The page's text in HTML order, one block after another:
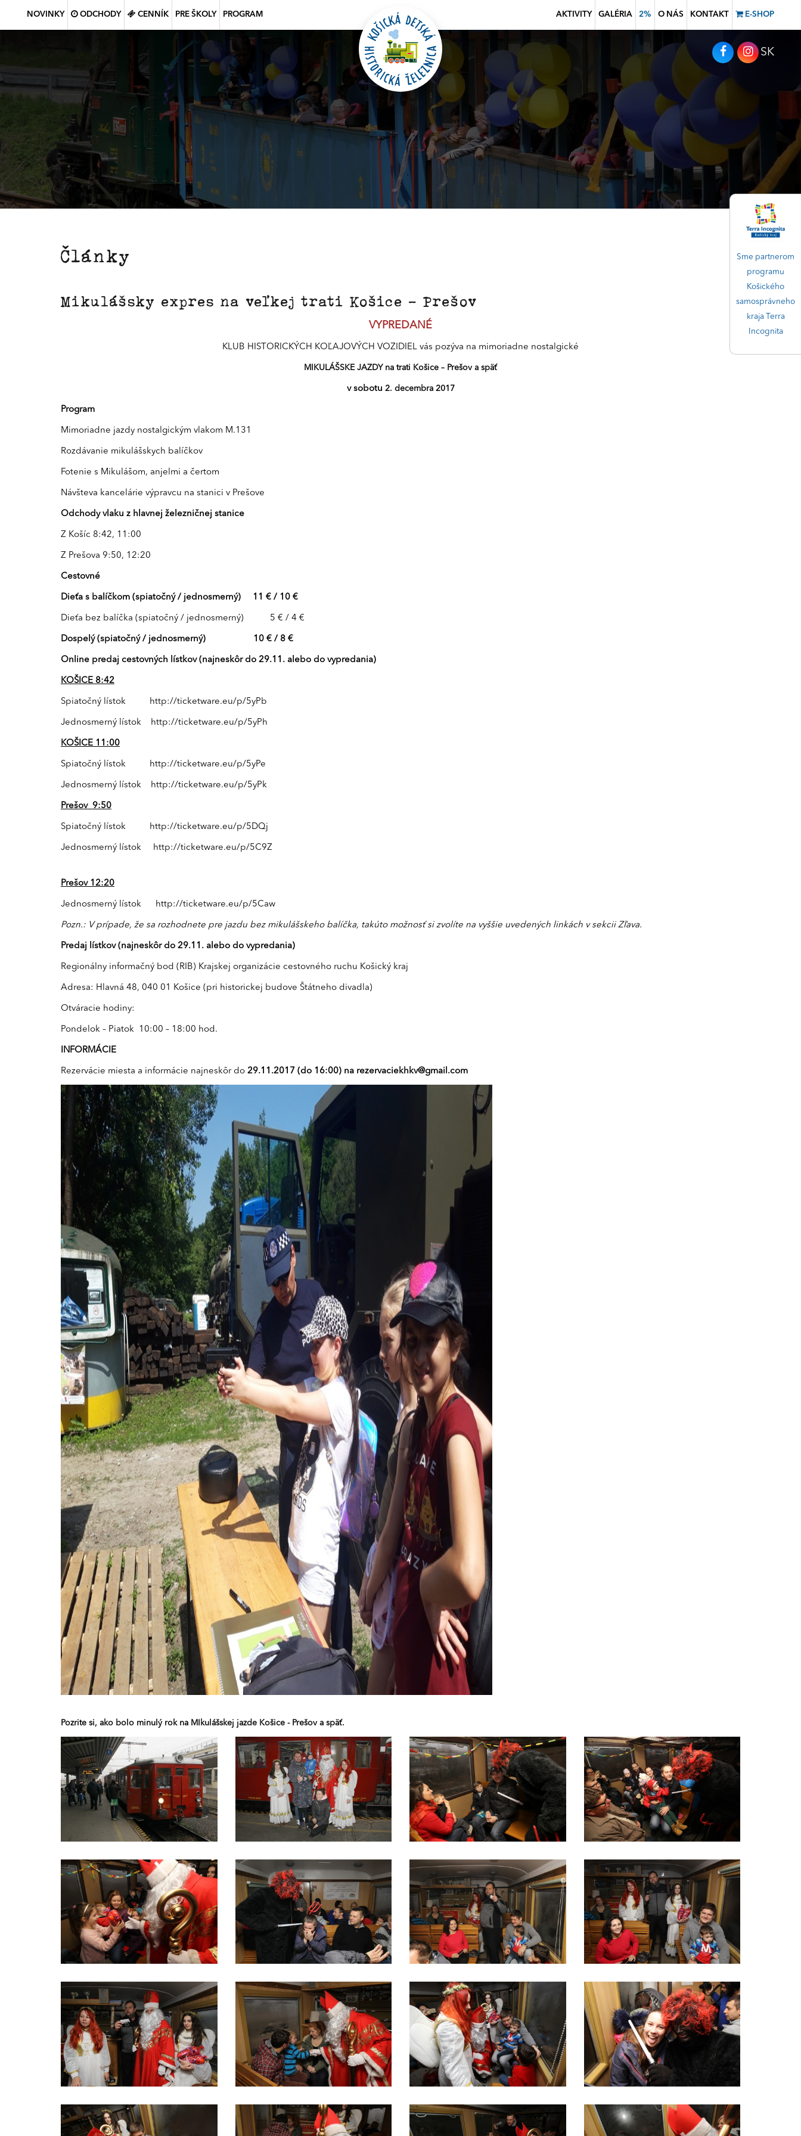
Sme partnerom
programu
Košického
samosprávneho
kraja Terra
Incognita
NOVINKY ODCHODY CENNÍK PRE ŠKOLY PROGRAM AKTIVITY GALÉRIA 2% O NÁS KONTAKT E-SHOP
SK
Články
Mikulášsky expres na veľkej trati Košice - Prešov
VYPREDANÉ
KLUB HISTORICKÝCH KOĽAJOVÝCH VOZIDIEL vás pozýva na mimoriadne nostalgické
MIKULÁŠSKE JAZDY na trati Košice – Prešov a späť
v sobotu 2. decembra 2017
Program
Mimoriadne jazdy nostalgickým vlakom M.131
Rozdávanie mikulášskych balíčkov
Fotenie s Mikulášom, anjelmi a čertom
Návšteva kancelárie výpravcu na stanici v Prešove
Odchody vlaku z hlavnej železničnej stanice
Z Košíc 8:42, 11:00
Z Prešova 9:50, 12:20
Cestovné
Dieťa s balíčkom (spiatočný / jednosmerný) 11 € / 10 €
Dieťa bez balíčka (spiatočný / jednosmerný) 5 € / 4 €
Dospelý (spiatočný / jednosmerný) 10 € / 8 €
Online predaj cestovných lístkov (najneskôr do 29.11. alebo do vypredania)
KOŠICE 8:42
Spiatočný lístok http://ticketware.eu/p/5yPb
Jednosmerný lístok http://ticketware.eu/p/5yPh
KOŠICE 11:00
Spiatočný lístok http://ticketware.eu/p/5yPe
Jednosmerný lístok http://ticketware.eu/p/5yPk
Prešov 9:50
Spiatočný lístok http://ticketware.eu/p/5DQj
Jednosmerný lístok http://ticketware.eu/p/5C9Z
Prešov 12:20
Jednosmerný lístok http://ticketware.eu/p/5Caw
Pozn.: V prípade, že sa rozhodnete pre jazdu bez mikulášskeho balíčka, takúto možnosť si zvolíte na vyššie uvedených linkách v sekcii Zľava.
Predaj lístkov (najneskôr do 29.11. alebo do vypredania)
Regionálny informačný bod (RIB) Krajskej organizácie cestovného ruchu Košický kraj
Adresa: Hlavná 48, 040 01 Košice (pri historickej budove Štátneho divadla)
Otváracie hodiny:
Pondelok – Piatok 10:00 – 18:00 hod.
INFORMÁCIE
Rezervácie miesta a informácie najneskôr do 29.11.2017 (do 16:00) na rezervaciekhkv@gmail.com
Pozrite si, ako bolo minulý rok na MIkulášskej jazde Košice - Prešov a späť.